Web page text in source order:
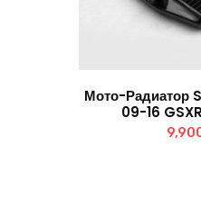
Мото-Радиатор
09-16